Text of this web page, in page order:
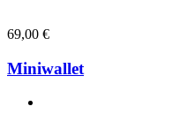
69,00 €
Miniwallet